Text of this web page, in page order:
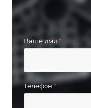
Ваше имя *
Телефон*